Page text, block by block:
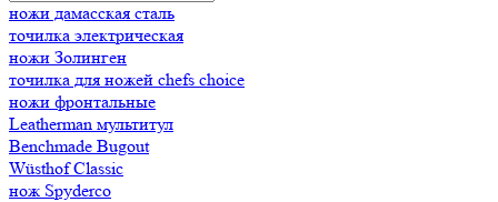
ножи дамасская сталь
точилка электрическая
ножи Золинген
точилка для ножей chefs choice
ножи фронтальные
Leatherman мультитул
Benchmade Bugout
Wüsthof Classic
нож Spyderco